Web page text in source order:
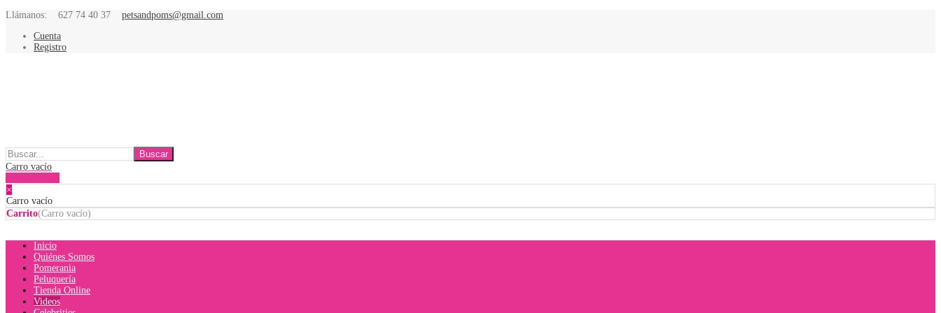
Llámanos: 627 74 40 37
petsandpoms@gmail.com
Cuenta
Registro
Carro vacío
×
Carro vacío
Carrito(Carro vacío)
Inicio
Quiénes Somos
Pomerania
Peluquería
Tienda Online
Videos